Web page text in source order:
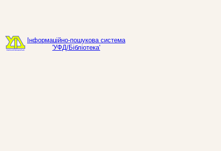
Інформаційно-пошукова система
'УФД/Бібліотека'